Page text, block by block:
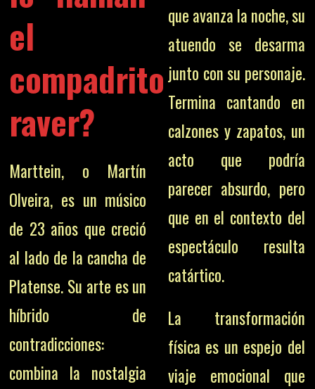
el
compadrito
raver?
Marttein, o Martín
Olveira, es un músico
de 23 años que creció
al lado de la cancha de
Platense. Su arte es un
híbrido de
contradicciones:
combina la nostalgia
que avanza la noche, su
atuendo se desarma
junto con su personaje.
Termina cantando en
calzones y zapatos, un
acto que podría
parecer absurdo, pero
que en el contexto del
espectáculo resulta
catártico.
La transformación
física es un espejo del
viaje emocional que